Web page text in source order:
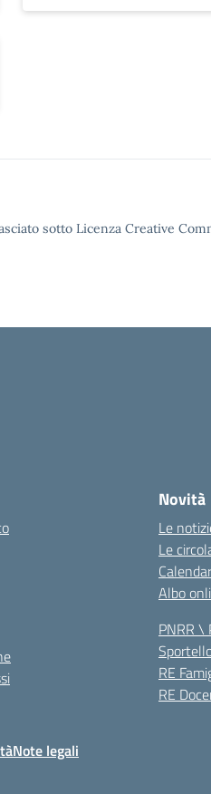
sotto Licenza Creative
Novità
Le
Le
Albo
PNRR \
RE
RE
Note legali